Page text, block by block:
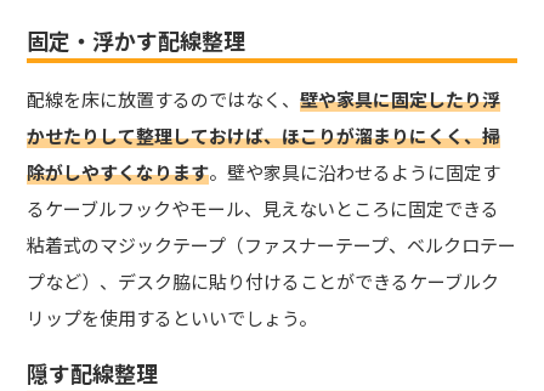
固定・浮かす配線整理
配線を床に放置するのではなく、壁や家具に固定したり浮
かせたりして整理しておけば、ほこりが溜まりにくく、掃
除がしやすくなります。壁や家具に沿わせるように固定す
るケーブルフックやモール、見えないところに固定できる
粘着式のマジックテープ（ファスナーテープ、ベルクロテー
プなど）、デスク脇に貼り付けることができるケーブルク
リップを使用するといいでしょう。
隠す配線整理